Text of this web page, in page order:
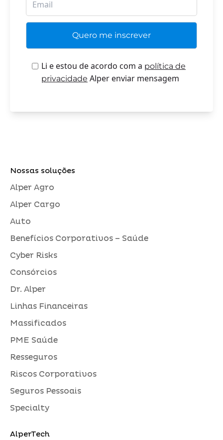
Li e estou de acordo com a política de
privacidade Alper enviar mensagem
Nossas soluções
Alper Agro
Alper Cargo
Auto
Benefícios Corporativos – Saúde
Cyber Risks
Consórcios
Dr. Alper
Linhas Financeiras
Massificados
PME Saúde
Resseguros
Riscos Corporativos
Seguros Pessoais
Specialty
AlperTech